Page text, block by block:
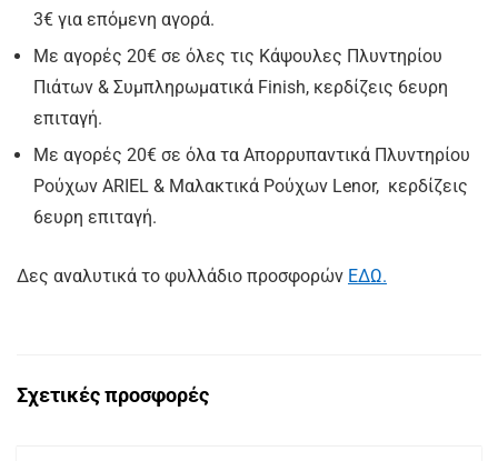
3€ για επόμενη αγορά.
Με αγορές 20€ σε όλες τις Κάψουλες Πλυντηρίου
Πιάτων & Συμπληρωματικά Finish, κερδίζεις 6ευρη
επιταγή.
Με αγορές 20€ σε όλα τα Απορρυπαντικά Πλυντηρίου
Ρούχων ARIEL & Μαλακτικά Ρούχων Lenor, κερδίζεις
6ευρη επιταγή.
Δες αναλυτικά το φυλλάδιο προσφορών ΕΔΩ.
Σχετικές προσφορές